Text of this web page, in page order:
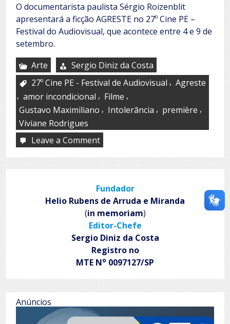
O documentarista paulista Sérgio Roizenblit
apresentará a ficção AGRESTE no 27º Cine PE –
Festival do Audiovisual, que acontece entre 4 e 9 de
setembro.
Arte
Sergio Diniz da Costa
27º Cine PE - Festival de Audiovisual , Agreste
, amor incondicional , Filme ,
Gustavo Maximiliano , Intolerância , première ,
Viviane Rodrigues
Leave a Commenton
primeira
Sérgio
Roizenblit,
será
exibido
no
27º
Cine
PE
–
Fundador
Helio Rubens de Arruda e Miranda
(in memoriam)
Editor-Chefe
Sergio Diniz da Costa
Registro no
MTE No 0097127/SP
Anúncios